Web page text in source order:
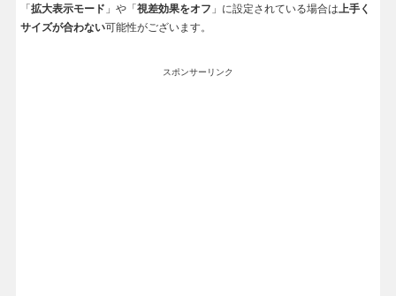
「拡大表示モード 」や「視差効果をオフ 」に設定されている場合は上手く
サイズが合わない可能性がございます。
スポンサーリンク